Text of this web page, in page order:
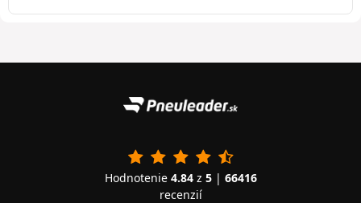
Hodnotenie 4.84z 5| 66416
recenzií